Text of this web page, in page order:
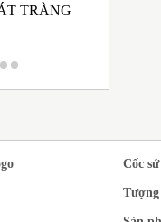
TRÀNG
Cốc
Tượng